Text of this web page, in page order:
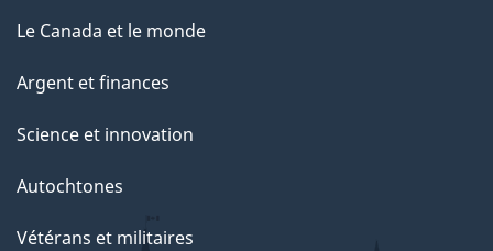
Le Canada et le monde
Argent et finances
Science et innovation
Autochtones
Vétérans et militaires